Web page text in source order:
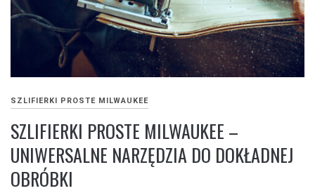
SZLIFIERKI PROSTE MILWAUKEE
SZLIFIERKI PROSTE MILWAUKEE –
UNIWERSALNE NARZĘDZIA DO DOKŁADNEJ
OBRÓBKI